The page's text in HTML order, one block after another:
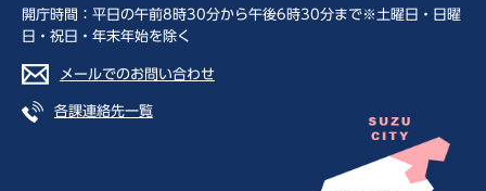
開庁時間：平日の午前8時30分から午後6時30分まで※土曜日・日曜
日・祝日・年末年始を除く
メールでのお問い合わせ
各課連絡先一覧